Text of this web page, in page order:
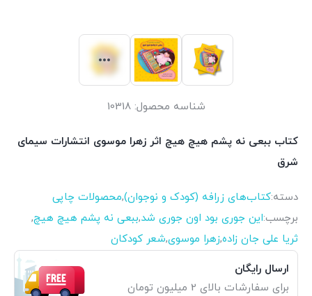
شناسه محصول:10318
کتاب ببعی نه پشم هیچ هیچ اثر زهرا موسوی انتشارات سیمای
شرق
دسته:کتاب‌های زرافه (کودک و نوجوان),محصولات چاپی
برچسب:این جوری بود اون جوری شد,ببعی نه پشم هیچ هیچ,
ثریا علی جان زاده,زهرا موسوی,شعر کودکان
ارسال رایگان
برای سفارشات بالای 2 میلیون تومان